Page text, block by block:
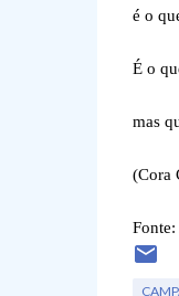
é o
É o
mas
(Cora
Fonte: